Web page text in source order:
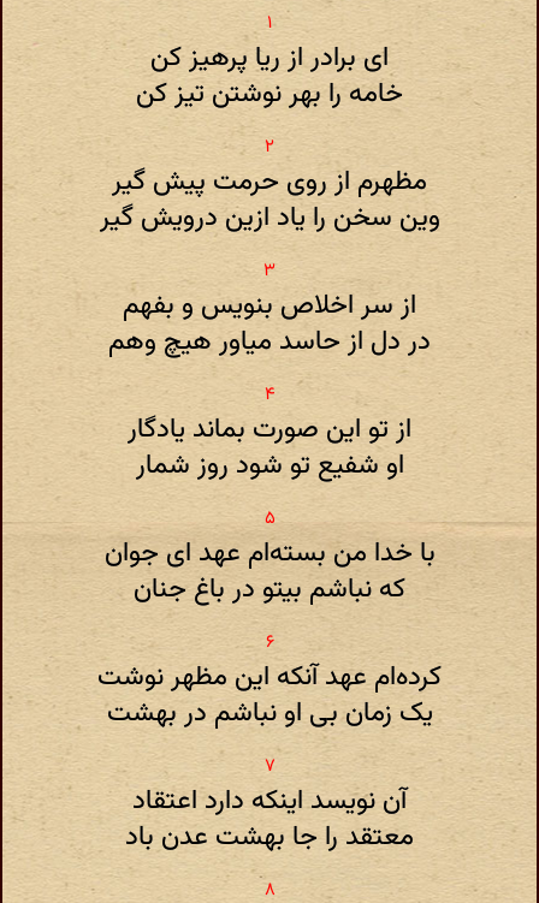
ای برادر از ریا پرهیز کن
خامه را بهر نوشتن تیز کن
مظهرم از روی حرمت پیش گیر
وین سخن را یاد ازین درویش گیر
از سر اخلاص بنویس و بفهم
در دل از حاسد میاور هیچ وهم
از تو این صورت بماند یادگار
او شفیع تو شود روز شمار
با خدا من بسته‌ام عهد ای جوان
که نباشم بیتو در باغ جنان
کرده‌ام عهد آنکه این مظهر نوشت
یک زمان بی او نباشم در بهشت
آن نویسد اینکه دارد اعتقاد
معتقد را جا بهشت عدن باد